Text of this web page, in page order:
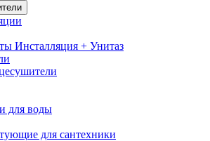
Инсталляция + Унитаз
для воды
для сантехники